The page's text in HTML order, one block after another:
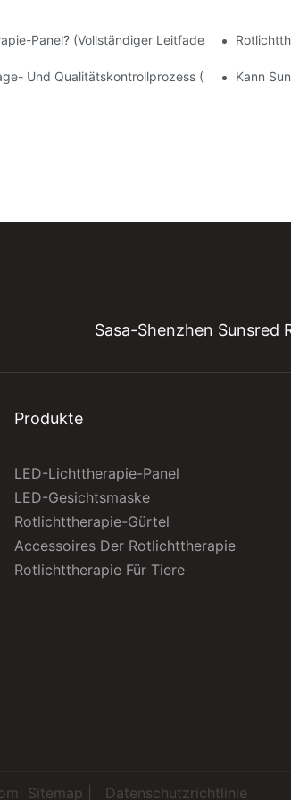
Panel? (Vollständiger Leitfaden)
Wie Handhabt Sunsred Garantierückgaben
Und Qualitätskontrollprozess (QC) Für LED-
Kann
Sasa-Shenzhen Sunsred
Produkte
LED-Lichttherapie-Panel
LED-Gesichtsmaske
Rotlichttherapie-Gürtel
Accessoires Der Rotlichttherapie
Rotlichttherapie Für Tiere
Sitemap Datenschutzrichtlinie